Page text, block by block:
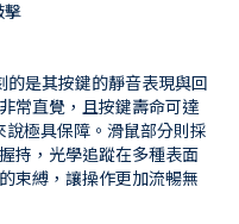
擊
的是其按鍵的靜音表現與回
常直覺，且按鍵壽命可達
極具保障。滑鼠部分則採
持，光學追蹤在多種表面
束縛，讓操作更加流暢無